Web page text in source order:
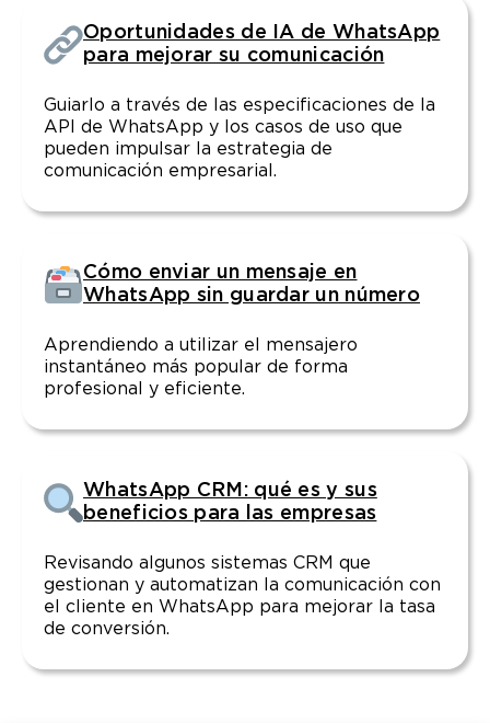
Oportunidades de IA de WhatsApp
para mejorar su comunicación
Guiarlo a través de las especificaciones de la
API de WhatsApp y los casos de uso que
pueden impulsar la estrategia de
comunicación empresarial.
Cómo enviar un mensaje en
WhatsApp sin guardar un número
Aprendiendo a utilizar el mensajero
instantáneo más popular de forma
profesional y eficiente.
WhatsApp CRM: qué es y sus
beneficios para las empresas
Revisando algunos sistemas CRM que
gestionan y automatizan la comunicación con
el cliente en WhatsApp para mejorar la tasa
de conversión.